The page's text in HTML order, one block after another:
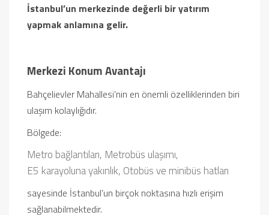
İstanbul’un merkezinde değerli bir yatırım
yapmak anlamına gelir.
Merkezi Konum Avantajı
Bahçelievler Mahallesi’nin en önemli özelliklerinden biri
ulaşım kolaylığıdır.
Bölgede:
Metro bağlantıları, Metrobüs ulaşımı,
E5 karayoluna yakınlık, Otobüs ve minibüs hatları
sayesinde İstanbul’un birçok noktasına hızlı erişim
sağlanabilmektedir.